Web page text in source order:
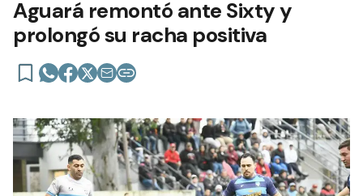
Aguará remontó ante Sixty y
prolongó su racha positiva